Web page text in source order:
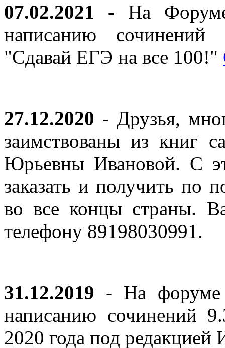
07.02.2021 - На
написанию
"Сдавай ЕГЭ на все 100!"
27.12.2020 - Друзья,
заимствованы из книг
Юрьевны Ивановой. С
заказать и получить по
во все концы страны.
телефону 89198030991.
31.12.2019 - На форуме
написанию сочинений
2020 года под